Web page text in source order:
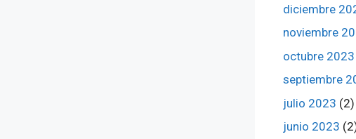
diciembre
noviembre
octubre 2023
septiembre
julio 2023 (2)
junio 2023